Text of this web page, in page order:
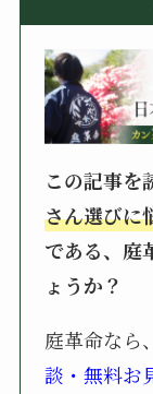
この記事を
さん選びに
である、庭
ょうか？
庭革命なら
談・無料お